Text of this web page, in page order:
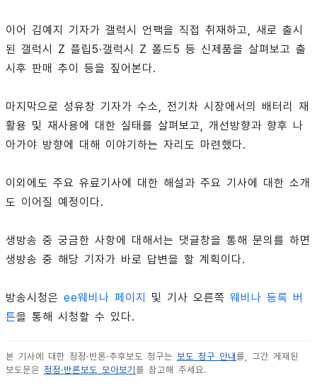
이어 김예지 기자가 갤럭시 언팩을 직접 취재하고, 새로 출시
된 갤럭시 Z 플립5·갤럭시 Z 폴드5 등 신제품을 살펴보고 출
시후 판매 추이 등을 짚어본다.
마지막으로 성유창 기자가 수소, 전기차 시장에서의 배터리 재
활용 및 재사용에 대한 실태를 살펴보고, 개선방향과 향후 나
아가야 방향에 대해 이야기하는 자리도 마련했다.
이외에도 주요 유료기사에 대한 해설과 주요 기사에 대한 소개
도 이어질 예정이다.
생방송 중 궁금한 사항에 대해서는 댓글창을 통해 문의를 하면
생방송 중 해당 기자가 바로 답변을 할 계획이다.
방송시청은 ee웨비나 페이지 및 기사 오른쪽 웨비나 등록 버
튼을 통해 시청할 수 있다.
본 기사에 대한 정정·반론·추후보도 청구는 보도 청구 안내 를, 그간 게재된
보도문은 정정·반론보도 모아보기 를 참고해 주세요.